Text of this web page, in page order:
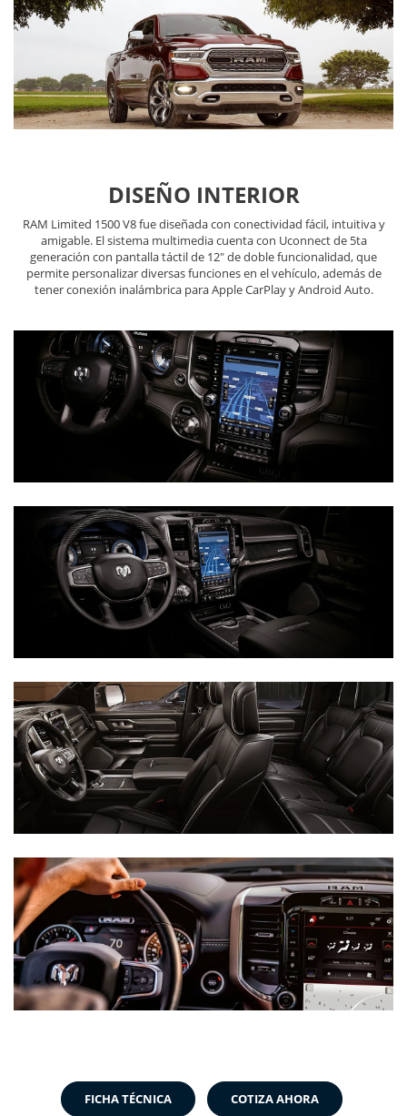
DISEÑO INTERIOR
RAM Limited 1500 V8 fue diseñada con conectividad fácil, intuitiva y
amigable. El sistema multimedia cuenta con Uconnect de 5ta
generación con pantalla táctil de 12" de doble funcionalidad, que
permite personalizar diversas funciones en el vehículo, además de
tener conexión inalámbrica para Apple CarPlay y Android Auto.
FICHA TÉCNICA COTIZA AHORA